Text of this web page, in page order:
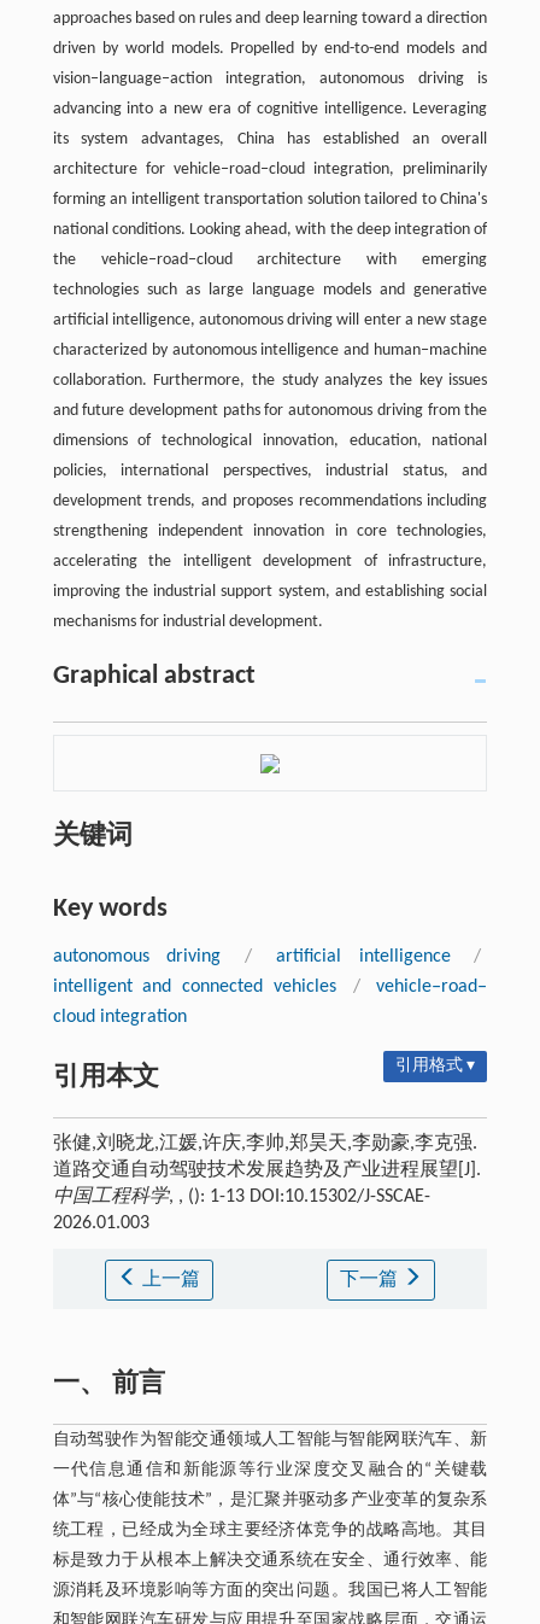
approaches based on rules and deep learning toward a direction
driven by world models. Propelled by end-to-end models and
vision‒language‒action integration, autonomous driving is
advancing into a new era of cognitive intelligence. Leveraging
its system advantages, China has established an overall
architecture for vehicle‒road‒cloud integration, preliminarily
forming an intelligent transportation solution tailored to China's
national conditions. Looking ahead, with the deep integration of
the vehicle‒road‒cloud architecture with emerging
technologies such as large language models and generative
artificial intelligence, autonomous driving will enter a new stage
characterized by autonomous intelligence and human‒machine
collaboration. Furthermore, the study analyzes the key issues
and future development paths for autonomous driving from the
dimensions of technological innovation, education, national
policies, international perspectives, industrial status, and
development trends, and proposes recommendations including
strengthening independent innovation in core technologies,
accelerating the intelligent development of infrastructure,
improving the industrial support system, and establishing social
mechanisms for industrial development.
Graphical abstract
关键词
Key words
autonomous driving / artificial intelligence
/
intelligent and connected vehicles
/
vehicle‒road‒
cloud integration
引用本文 引用格式 ▾
张健,刘晓龙,江媛,许庆,李帅,郑昊天,李勋豪,李克强.
道路交通自动驾驶技术发展趋势及产业进程展望[J].
中国工程科学, , (): 1-13 DOI:10.15302/J-SSCAE-
2026.01.003
上一篇 下一篇
一、 前言
自动驾驶作为智能交通领域人工智能与智能网联汽车、新
一代信息通信和新能源等行业深度交叉融合的“关键载
体”与“核心使能技术”，是汇聚并驱动多产业变革的复杂系
统工程，已经成为全球主要经济体竞争的战略高地。其目
标是致力于从根本上解决交通系统在安全、通行效率、能
源消耗及环境影响等方面的突出问题。我国已将人工智能